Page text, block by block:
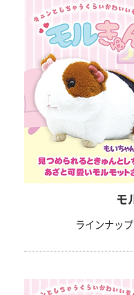
モ
ラインナッ